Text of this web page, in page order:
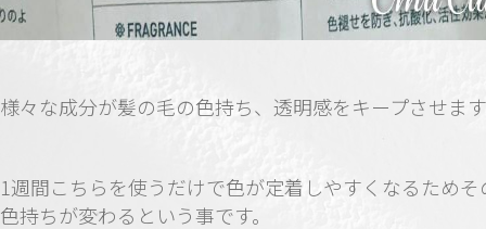
様々な成分が髪の毛の色持ち、透明感をキープさせま
1週間こちらを使うだけで色が定着しやすくなるためそ
色持ちが変わるという事です。